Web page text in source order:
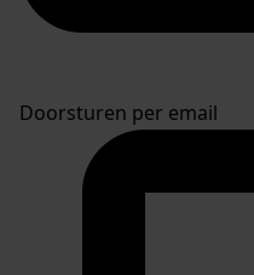
Doorsturen per email